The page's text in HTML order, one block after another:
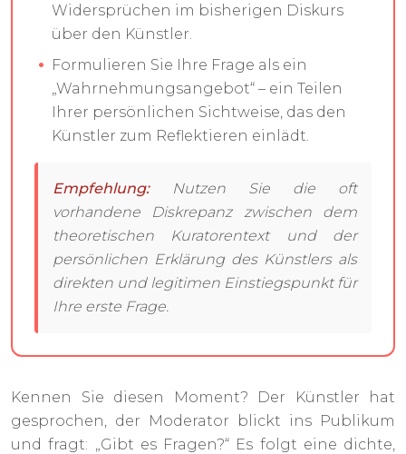
Widersprüchen im bisherigen Diskurs
über den Künstler.
Formulieren Sie Ihre Frage als ein
„Wahrnehmungsangebot“ – ein Teilen
Ihrer persönlichen Sichtweise, das den
Künstler zum Reflektieren einlädt.
Empfehlung:Nutzen Sie die oft
vorhandene Diskrepanz zwischen dem
theoretischen Kuratorentext und der
persönlichen Erklärung des Künstlers als
direkten und legitimen Einstiegspunkt für
Ihre erste Frage.
Kennen Sie diesen Moment? Der Künstler hat
gesprochen, der Moderator blickt ins Publikum
und fragt: „Gibt es Fragen?“ Es folgt eine dichte,